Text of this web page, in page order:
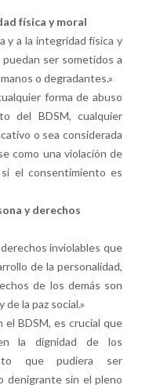
física y moral
y a la integridad física y
ser sometidos a
o degradantes.»
forma de abuso
del BDSM, cualquier
o sea considerada
como una violación de
el consentimiento es
y derechos
inviolables que
de la personalidad,
de los demás son
la paz social.»
el BDSM, es crucial que
la dignidad de los
que pudiera ser
denigrante sin el pleno